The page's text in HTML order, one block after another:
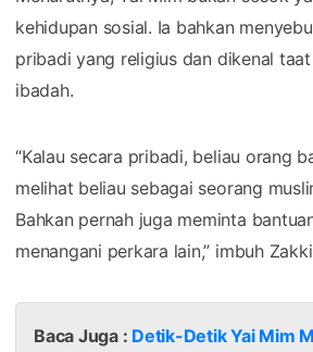
kehidupan sosial. Ia bahkan
pribadi yang religius dan dikenal
ibadah.
“Kalau secara pribadi, beliau orang
melihat beliau sebagai seorang
Bahkan pernah juga meminta
menangani perkara lain,” imbuh
Baca Juga : Detik-Detik Yai Mim